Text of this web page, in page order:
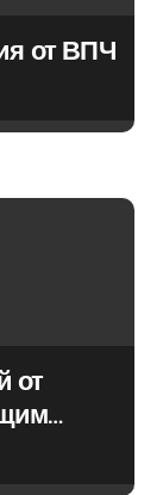
от ВПЧ
от